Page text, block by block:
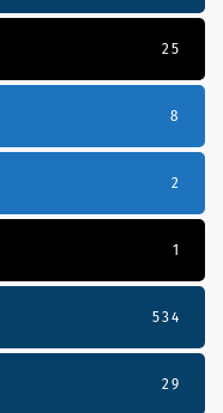
25
8
2
1
534
29